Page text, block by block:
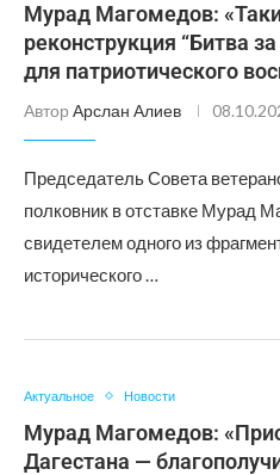
Мурад Магомедов:
реконструкция “Битва
для патриотического
Автор Арслан Алиев
Председатель Совета
полковник в отставке Мурад
свидетелем одного из
исторического …
Актуальное Новости
Мурад Магомедов:
Дагестана —